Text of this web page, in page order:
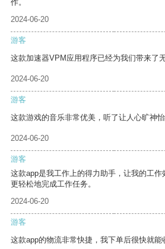
作。
2024-06-20
游客
这款加速器VPM应用程序已经为我们带来了
2024-06-20
游客
这款游戏的音乐非常优美，听了让人心旷神怡
2024-06-20
游客
这款app是我工作上的得力助手，让我的工
更轻松地完成工作任务。
2024-06-20
游客
这款app的物流非常快捷，我下单后很快就能